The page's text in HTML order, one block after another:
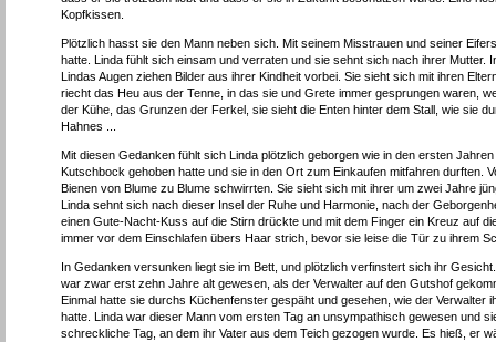
Kopfkissen.
Plötzlich hasst sie den Mann neben sich. Mit seinem Misstrauen und seiner
hatte. Linda fühlt sich einsam und verraten und sie sehnt sich nach ihrer
Lindas Augen ziehen Bilder aus ihrer Kindheit vorbei. Sie sieht sich mit ihren
riecht das Heu aus der Tenne, in das sie und Grete immer gesprungen waren,
der Kühe, das Grunzen der Ferkel, sie sieht die Enten hinter dem Stall, wie sie
Hahnes ...
Mit diesen Gedanken fühlt sich Linda plötzlich geborgen wie in den ersten
Kutschbock gehoben hatte und sie in den Ort zum Einkaufen mitfahren durften.
Bienen von Blume zu Blume schwirrten. Sie sieht sich mit ihrer um zwei Jahre
Linda sehnt sich nach dieser Insel der Ruhe und Harmonie, nach der
einen Gute-Nacht-Kuss auf die Stirn drückte und mit dem Finger ein Kreuz auf
immer vor dem Einschlafen übers Haar strich, bevor sie leise die Tür zu ihrem
In Gedanken versunken liegt sie im Bett, und plötzlich verfinstert sich ihr
war zwar erst zehn Jahre alt gewesen, als der Verwalter auf den Gutshof
Einmal hatte sie durchs Küchenfenster gespäht und gesehen, wie der
hatte. Linda war dieser Mann vom ersten Tag an unsympathisch gewesen und
schreckliche Tag, an dem ihr Vater aus dem Teich gezogen wurde. Es hieß, er